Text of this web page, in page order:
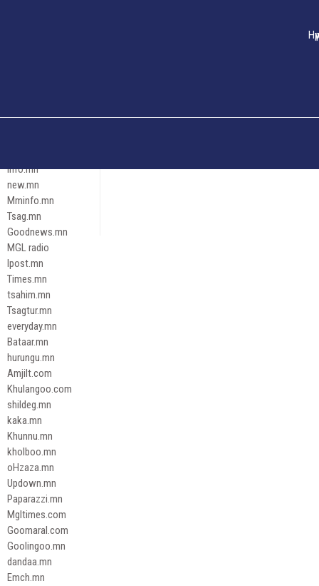
Эрх зүй
info.mn
new.mn
Mminfo.mn
Tsag.mn
Goodnews.mn
MGL radio
Ipost.mn
Times.mn
tsahim.mn
Tsagtur.mn
everyday.mn
Bataar.mn
hurungu.mn
Amjilt.com
Khulangoo.com
shildeg.mn
kaka.mn
Khunnu.mn
kholboo.mn
oHzaza.mn
Updown.mn
Paparazzi.mn
Mgltimes.com
Goomaral.com
Goolingoo.mn
dandaa.mn
Emch.mn